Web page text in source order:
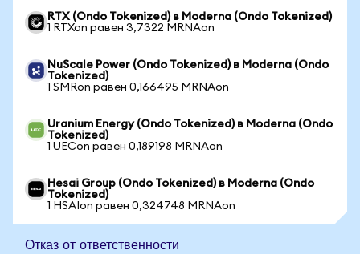
RTX (Ondo Tokenized) в Moderna (Ondo Tokenized)
1 RTXon равен 3,7322 MRNAon
NuScale Power (Ondo Tokenized) в Moderna (Ondo
Tokenized)
1 SMRon равен 0,166495 MRNAon
Uranium Energy (Ondo Tokenized) в Moderna (Ondo
Tokenized)
1 UECon равен 0,189198 MRNAon
Hesai Group (Ondo Tokenized) в Moderna (Ondo
Tokenized)
1 HSAIon равен 0,324748 MRNAon
Отказ от ответственности